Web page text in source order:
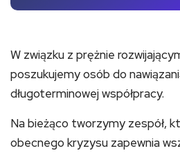
W związku z prężnie
poszukujemy osób do
długoterminowej współpracy.
Na bieżąco tworzymy zespół,
obecnego kryzysu zapewnia